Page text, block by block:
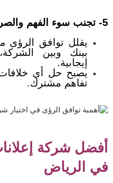
5- تجنب سوء الفهم والصراعات
يقلل توافق الرؤى
بينك وبين
إيجابية.
يصبح حل أي
تفاهم مشترك.
أفضل شركة
في الرياض